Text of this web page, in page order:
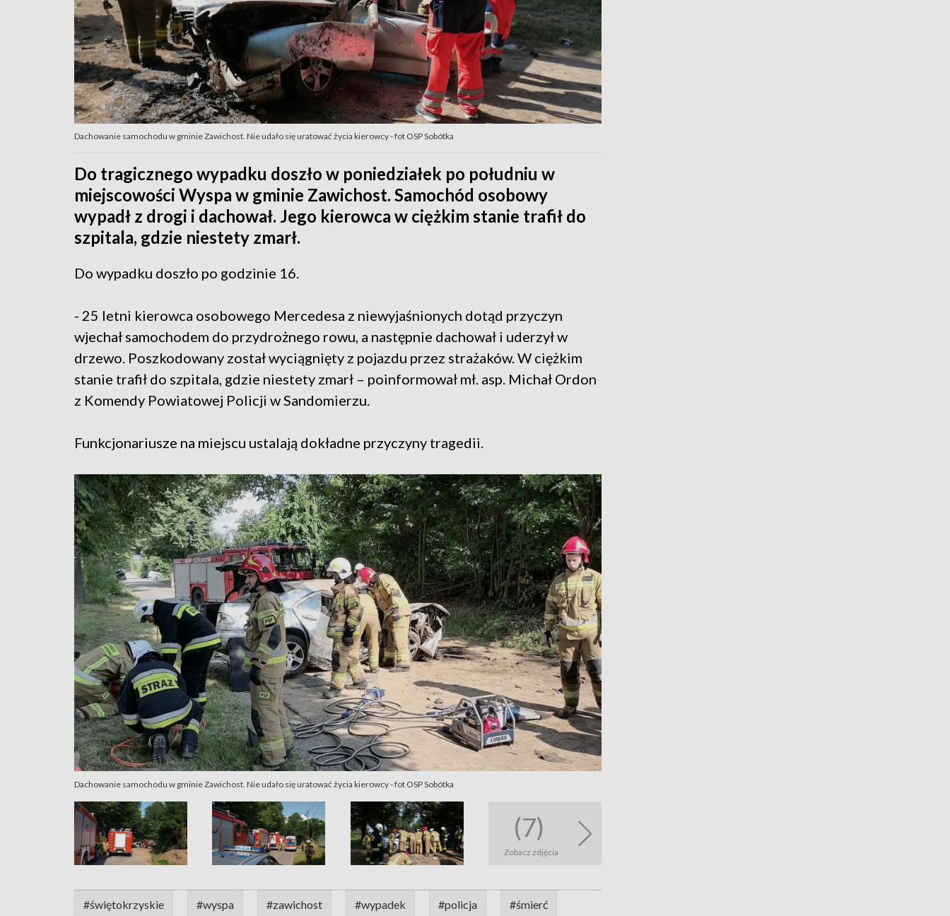
Dachowanie samochodu w gminie Zawichost. Nie udało się uratować życia kierowcy - fot OSP Sobótka
Do tragicznego wypadku doszło w poniedziałek po południu w
miejscowości Wyspa w gminie Zawichost. Samochód osobowy
wypadł z drogi i dachował. Jego kierowca w ciężkim stanie trafił do
szpitala, gdzie niestety zmarł.
Do wypadku doszło po godzinie 16.
- 25 letni kierowca osobowego Mercedesa z niewyjaśnionych dotąd przyczyn
wjechał samochodem do przydrożnego rowu, a następnie dachował i uderzył w
drzewo. Poszkodowany został wyciągnięty z pojazdu przez strażaków. W ciężkim
stanie trafił do szpitala, gdzie niestety zmarł – poinformował mł. asp. Michał Ordon
z Komendy Powiatowej Policji w Sandomierzu.
Funkcjonariusze na miejscu ustalają dokładne przyczyny tragedii.
Dachowanie samochodu w gminie Zawichost. Nie udało się uratować życia kierowcy - fot OSP Sobótka
(7)
Zobacz zdjęcia
#świętokrzyskie #wyspa #zawichost #wypadek #policja #śmierć